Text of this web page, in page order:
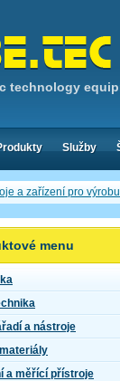
a zařízení pro výrobu
menu
a nástroje
a měřící přístroje
technology
Služby